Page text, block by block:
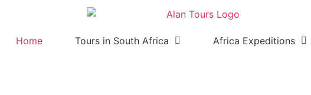
Home Tours in South Africa Africa Expeditions